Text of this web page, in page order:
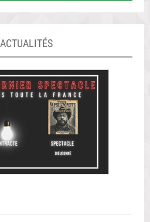
ACTUALITÉS